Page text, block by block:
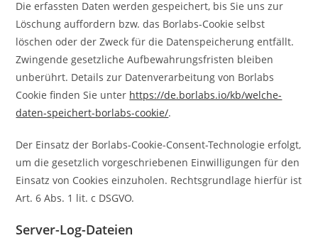
Die erfassten Daten werden gespeichert, bis Sie uns zur
Löschung auffordern bzw. das Borlabs-Cookie selbst
löschen oder der Zweck für die Datenspeicherung entfällt.
Zwingende gesetzliche Aufbewahrungsfristen bleiben
unberührt. Details zur Datenverarbeitung von Borlabs
Cookie finden Sie unter https://de.borlabs.io/kb/welche-
daten-speichert-borlabs-cookie/.
Der Einsatz der Borlabs-Cookie-Consent-Technologie erfolgt,
um die gesetzlich vorgeschriebenen Einwilligungen für den
Einsatz von Cookies einzuholen. Rechtsgrundlage hierfür ist
Art. 6 Abs. 1 lit. c DSGVO.
Server-Log-Dateien